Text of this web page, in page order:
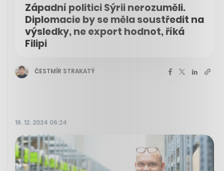
Západní politici Sýrii nerozuměli.
Diplomacie by se měla soustředit na
výsledky, ne export hodnot, říká
Filipi
ČESTMÍR STRAKATÝ
19. 12. 2024 06:24